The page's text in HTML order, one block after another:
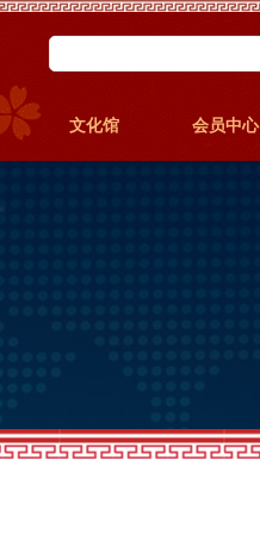
文化馆 会员中心